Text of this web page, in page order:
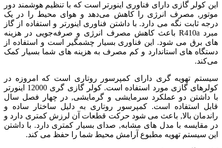
این کولر گازی دارای فناوری اینورتر است که با تنظیم هوشمند دور
موتور, مصرف انرژی را کاهش می‌دهد و هوای محیط را در یک
درجه ثابت نگه می دارد. با داشتن فناوری اینورتر و استفاده از گاز
مبرد R410a باعث کاهش مصرف انرژی و صرفه‌جویی در هزینه‌
های برق می شود. این فناوری بسیار چشمگیر است و استفاده از
دستگاه های استاندارد و کم مصرف به هزینه های شما بسیار کمک
می‌کند.
سیستم تهویه گری دارای کمپرسور روتاری است که امروزه در
کولرهای گازی مورد استفاده است. کولر گازی گری 12000 اینورتر
با داشتن دو عملکرد سرمایشی و گرمایشی, در چهار فصل سال
قابل استفاده است. کمپرسور روتاری به دلیل ساختار ساده و
راندمان بالا, باعث می شود حرکت قطعات آن لرزش کمتری دارد و
در مقایسه با مدل‌ های مشابه, صدای بسیار کمتری دارد. با داشتن
این سیستم تهویه مطبوع آرامش محیط شما را حفظ می کند.